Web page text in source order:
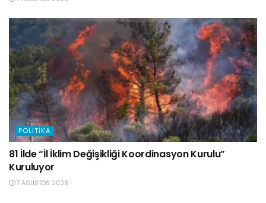
POLITIKA
81 İlde “İl İklim Değişikliği Koordinasyon Kurulu”
Kuruluyor
7 AĞUSTOS 2026